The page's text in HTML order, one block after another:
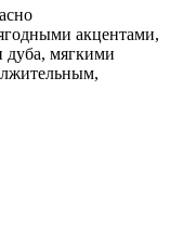
акцентами,
мягкими